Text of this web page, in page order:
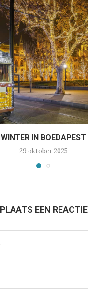
WINTER IN BOEDAPEST
29 oktober 2025
PLAATS EEN REACTIE